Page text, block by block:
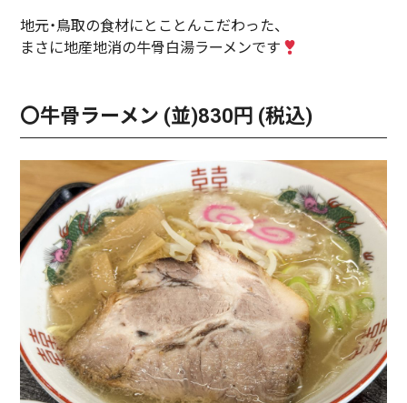
地元・鳥取の食材にとことんこだわった、
まさに地産地消の牛骨白湯ラーメンです
〇牛骨ラーメン (並)830円 (税込)